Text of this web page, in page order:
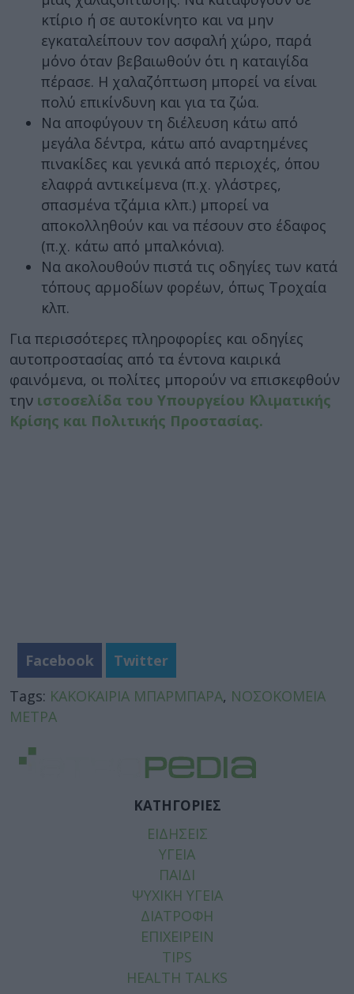
κτίριο ή σε αυτοκίνητο και να μην
εγκαταλείπουν τον ασφαλή χώρο, παρά
μόνο όταν βεβαιωθούν ότι η καταιγίδα
πέρασε. Η χαλαζόπτωση μπορεί να είναι
πολύ επικίνδυνη και για τα ζώα.
Να αποφύγουν τη διέλευση κάτω από
μεγάλα δέντρα, κάτω από αναρτημένες
πινακίδες και γενικά από περιοχές, όπου
ελαφρά αντικείμενα (π.χ. γλάστρες,
σπασμένα τζάμια κλπ.) μπορεί να
αποκολληθούν και να πέσουν στο έδαφος
(π.χ. κάτω από μπαλκόνια).
Να ακολουθούν πιστά τις οδηγίες των κατά
τόπους αρμοδίων φορέων, όπως Τροχαία
κλπ.
Για περισσότερες πληροφορίες και οδηγίες
αυτοπροστασίας από τα έντονα καιρικά
φαινόμενα, οι πολίτες μπορούν να επισκεφθούν
την ιστοσελίδα του Υπουργείου Κλιματικής
Κρίσης και Πολιτικής Προστασίας.
Facebook
Twitter
Tags: ΚΑΚΟΚΑΙΡΙΑ ΜΠΑΡΜΠΑΡΑ, ΝΟΣΟΚΟΜΕΙΑ
ΜΕΤΡΑ
ΚΑΤΗΓΟΡΙΕΣ
ΕΙΔΗΣΕΙΣ
ΥΓΕΙΑ
ΠΑΙΔΙ
ΨΥΧΙΚΗ ΥΓΕΙΑ
ΔΙΑΤΡΟΦΗ
ΕΠΙΧΕΙΡΕΙΝ
TIPS
HEALTH TALKS